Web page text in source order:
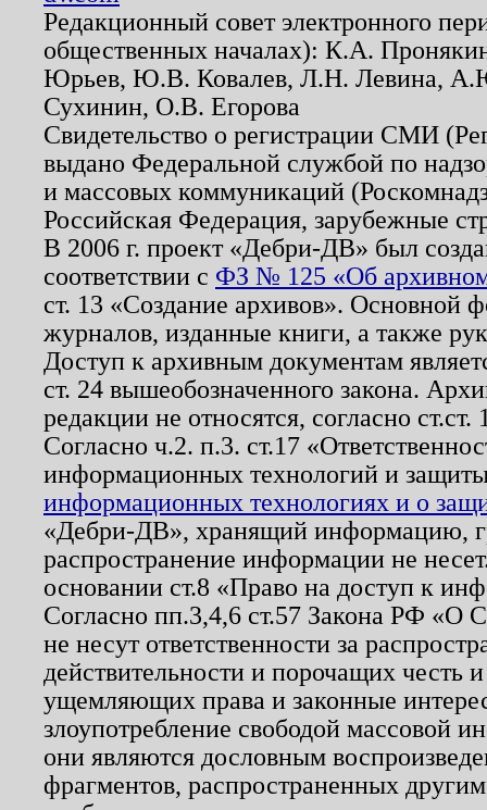
Редакционный совет электронного
общественных началах): К.А.
Юрьев, Ю.В. Ковалев, Л.Н. Левина,
Сухинин, О.В. Егорова
Свидетельство о регистрации СМИ
выдано Федеральной службой по
и массовых коммуникаций
Российская Федерация, зарубежные
В 2006 г. проект «Дебри-ДВ» был
соответствии с ФЗ № 125 «Об
ст. 13 «Создание архивов». Основной
журналов, изданные книги, а также
Доступ к архивным документам
ст. 24 вышеобозначенного закона.
редакции не относятся, согласно
Согласно ч.2. п.3. ст.17
информационных технологий и
информационных технологиях и о
«Дебри-ДВ», хранящий информацию,
распространение информации не
основании ст.8 «Право на доступ к
Согласно пп.3,4,6 ст.57 Закона РФ «О
не несут ответственности за
действительности и порочащих честь
ущемляющих права и законные
злоупотребление свободой массовой
они являются дословным
фрагментов, распространенных